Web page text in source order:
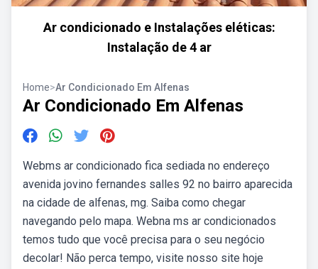
Ar condicionado e Instalações eléticas:
Instalação de 4 ar
Home>Ar Condicionado Em Alfenas
Ar Condicionado Em Alfenas
Webms ar condicionado fica sediada no endereço
avenida jovino fernandes salles 92 no bairro aparecida
na cidade de alfenas, mg. Saiba como chegar
navegando pelo mapa. Webna ms ar condicionados
temos tudo que você precisa para o seu negócio
decolar! Não perca tempo, visite nosso site hoje